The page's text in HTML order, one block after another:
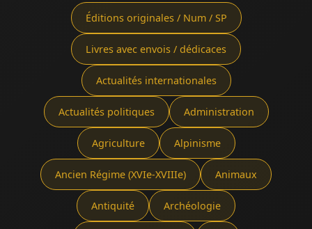
Éditions originales / Num / SP
Livres avec envois / dédicaces
Actualités internationales
Actualités politiques Administration
Agriculture Alpinisme
Ancien Régime (XVIe-XVIIIe) Animaux
Antiquité Archéologie